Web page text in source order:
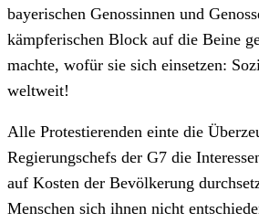
bayerischen Genossinnen und
kämpferischen Block auf die Beine
machte, wofür sie sich einsetzen:
weltweit!
Alle Protestierenden einte die
Regierungschefs der G7 die
auf Kosten der Bevölkerung
Menschen sich ihnen nicht